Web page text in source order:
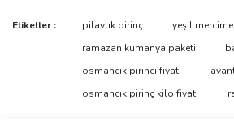
Etiketler : pilavlık pirinç yeşil
ramazan kumanya paketi
osmancık pirinci fiyatı
osmancık pirinç kilo fiyatı